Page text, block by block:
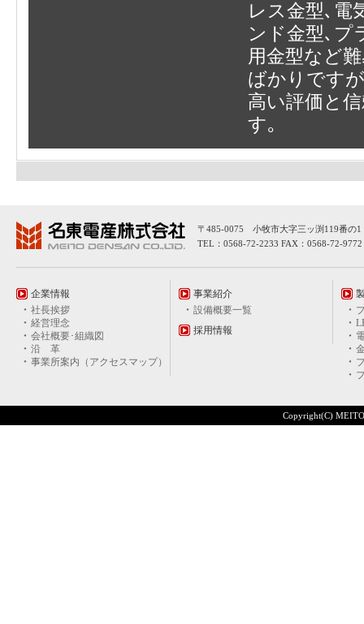
レス金型､電
ンド金型､プ
用金型など
ばかりです
高い評価と
す｡
〒485-0075 小牧市大字三ッ渕119番の1
TEL：0568-72-2233 FAX：0568-72-9772
企業情報
社長挨拶
経営理念
会社概要･組織図
沿 革
事業所案内（アクセスマップ）
事業紹介
設備概要一覧
採用情報
Copyright(C)